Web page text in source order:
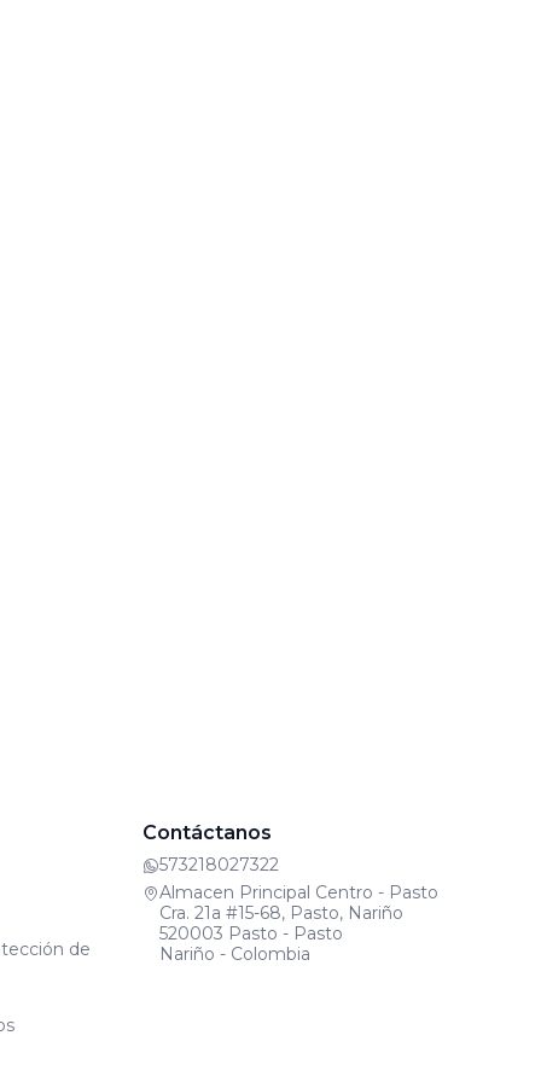
de
Contáctanos
573218027322
Almacen Principal Centro - Pasto
Cra. 21a #15-68, Pasto, Nariño
520003 Pasto - Pasto
Nariño - Colombia